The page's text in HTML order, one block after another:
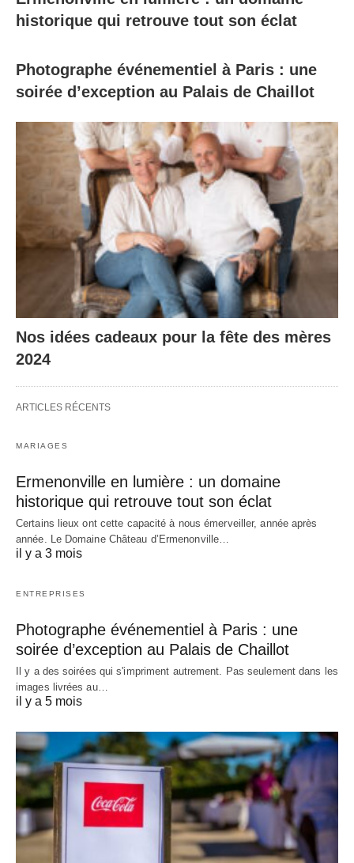
historique qui retrouve tout son éclat
Photographe événementiel à Paris : une
soirée d’exception au Palais de Chaillot
Nos idées cadeaux pour la fête des mères
2024
ARTICLES RÉCENTS
MARIAGES
Ermenonville en lumière : un domaine
historique qui retrouve tout son éclat
Certains lieux ont cette capacité à nous émerveiller, année après
année. Le Domaine Château d’Ermenonville…
il y a 3 mois
ENTREPRISES
Photographe événementiel à Paris : une
soirée d’exception au Palais de Chaillot
Il y a des soirées qui s'impriment autrement. Pas seulement dans les
images livrées au…
il y a 5 mois